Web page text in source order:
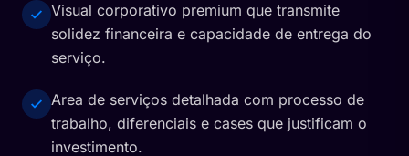
Visual corporativo premium que transmite
solidez financeira e capacidade de entrega do
serviço.
Area de serviços detalhada com processo de
trabalho, diferenciais e cases que justificam o
investimento.